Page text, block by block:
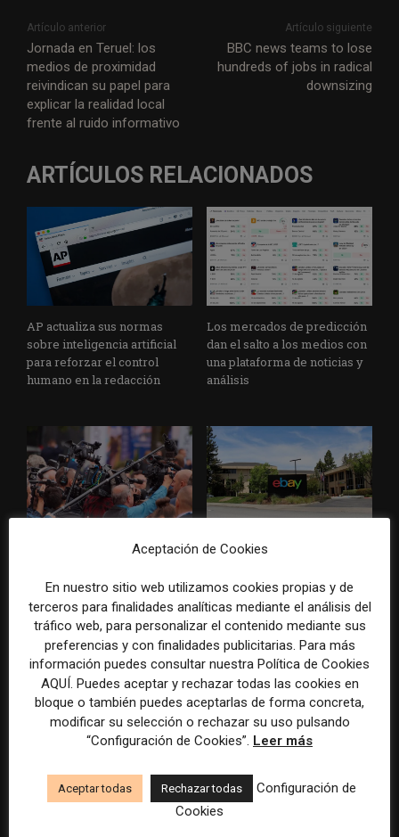
Artículo anterior
Jornada en Teruel: los
medios de proximidad
reivindican su papel para
explicar la realidad local
frente al ruido informativo
Artículo siguiente
BBC news teams to lose
hundreds of jobs in radical
downsizing
ARTÍCULOS RELACIONADOS
AP actualiza sus normas
sobre inteligencia artificial
para reforzar el control
humano en la redacción
Los mercados de predicción
dan el salto a los medios con
una plataforma de noticias y
análisis
Los Colegios de Periodistas
Política Territorial y a la
Agencia EFE que rectifiquen
convocatorias de empleo por
favorecer el intrusismo
eBay pagará 55,7 millones de
acoso contra dos periodistas
de un medio especializado
EFE publica una guía para
Substack incorpora una
herramienta que estima
Aceptación de Cookies
En nuestro sitio web utilizamos cookies propias y de
terceros para finalidades analíticas mediante el análisis del
tráfico web, para personalizar el contenido mediante sus
preferencias y con finalidades publicitarias. Para más
información puedes consultar nuestra Política de Cookies
AQUÍ. Puedes aceptar y rechazar todas las cookies en
bloque o también puedes aceptarlas de forma concreta,
modificar su selección o rechazar su uso pulsando
“Configuración de Cookies”. Leer más
Aceptar todas Rechazar todas
Configuración de
Cookies